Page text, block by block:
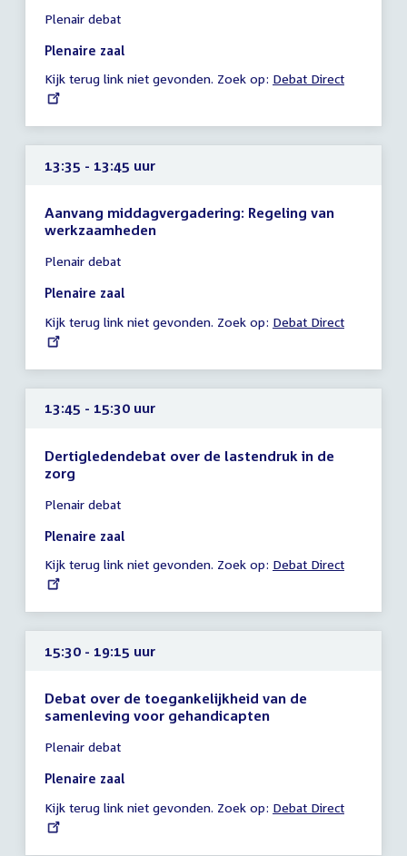
vergadering
10:35
13:05
uur
Plenair debat
Plenaire zaal
Kijk terug link niet gevonden. Zoek op: External
Debat Direct
13:35 - 13:45 uur
Aanvang middagvergadering: Regeling van
werkzaamheden
vergadering
13:35
13:45
uur
Plenair debat
Plenaire zaal
Kijk terug link niet gevonden. Zoek op: External
Debat Direct
13:45 - 15:30 uur
Dertigledendebat over de lastendruk in de
zorg
vergadering
13:45
15:30
uur
Plenair debat
Plenaire zaal
Kijk terug link niet gevonden. Zoek op: External
Debat Direct
15:30 - 19:15 uur
Debat over de toegankelijkheid van de
samenleving voor gehandicapten
vergadering
15:30
19:15
uur
Plenair debat
Plenaire zaal
Kijk terug link niet gevonden. Zoek op: External
Debat Direct